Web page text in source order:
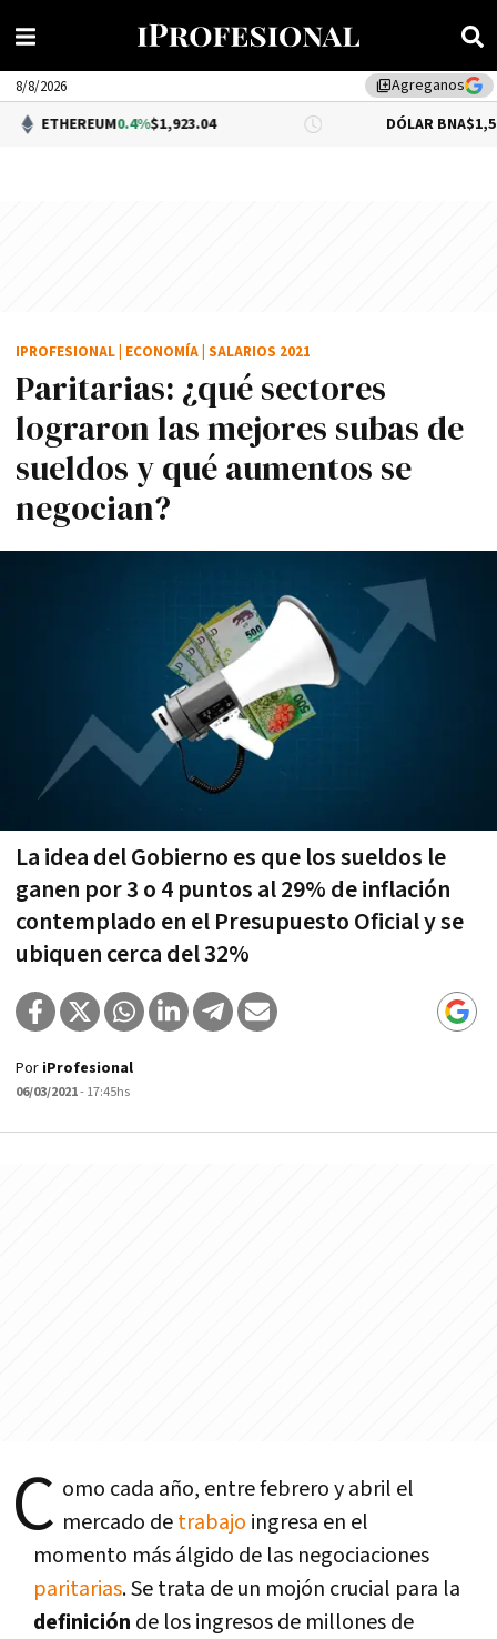
library_addAgreganos
8/8/2026
0.4%$1,923.04 DÓLAR BNA $1,520.00
Paritarias: ¿qué sectores
lograron las mejores subas de
sueldos y qué aumentos se
negocian?
La idea del Gobierno es que los sueldos le
ganen por 3 o 4 puntos al 29% de inflación
contemplado en el Presupuesto Oficial y se
ubiquen cerca del 32%
IPROFESIONAL ECONOMÍA SALARIOS 2021
Por iProfesional
06/03/2021- 17:45hs
C omo cada año, entre febrero y abril el
mercado detrabajo ingresa en el
momento más álgido de las negociaciones
paritarias. Se trata de un mojón crucial para la
definición de los ingresos de millones de